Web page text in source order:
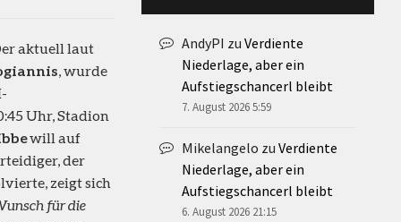
aktuell laut
, wurde
Uhr, Stadion
will auf
der
zeigt sich
für die
AndyPI zu Verdiente
Niederlage, aber ein
Aufstiegschancerl bleibt
7. August 2026 5:59
Mikelangelo zu Verdiente
Niederlage, aber ein
Aufstiegschancerl bleibt
6. August 2026 21:15